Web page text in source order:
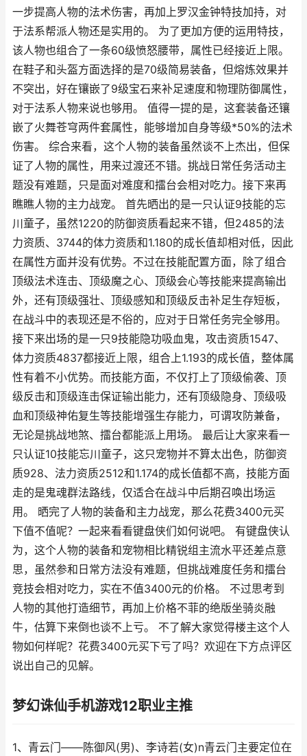
一步提高人物的法术伤害，再加上罗汉金钟特技加持，对
于法系帮派人物还是实用的。 为了更加方便的运用特技，
该人物也组合了一条60级愤怒腰带，属性已经接近上限。
在鞋子和头盔方面选择的是70级简易装备，但熔炼效果并
不突出，好在镶嵌了9级宝石来补足速度和物理防御属性，
对于法系人物来说也够用。 值得一提的是，这套装备还镶
嵌了火舞苍穹两件套属性，能够增加自身等级*50%的法术
伤害。 综合来看，这个人物的装备虽然谈不上杰出，但保
证了人物的属性，用来过渡还不错。挑战日常任务活动主
题没有难题，只是面对难度和擂台会相对吃力。接下来再
瞧瞧人物的主力战宠。 首先晒出的是一只认证9技能的忘
川童子，虽然1220的防御资质看起来不错，但2485的法
力资质、3744的体力资质和1.180的成长值却相对低，因此
在属性方面并没有优势。不过在技能配置方面，除了组合
顶级法术连击、顶级魔之心、顶级会心等技能来提高输出
外，还有顶级强壮、顶级感知和顶级反击补足生存短板，
在战斗中的表现还是不俗的，应对于日常任务完全够用。
接下来出场的是一只9技能隐功吸血鬼，攻击资质1547、
体力资质4837都接近上限，组合上1.193的成长值，整体属
性有着不小优势。而技能方面，不仅打上了顶级偷袭、顶
级反击和顶级连击保证输出能力，还有顶级隐身、顶级吸
血和顶级神佑复生等技能增强生存能力，可谓攻防兼备，
无论是挑战地煞、擂台都能派上用场。 最后让大家来看一
只认证10技能忘川童子，这只宠物并不算太出色，防御资
质928、法力资质2512和1.174的成长值都不高，技能方面
走的是鬼魂群法路线，仅适合在战斗中后期召唤出场运
用。 晒完了人物的装备和主力战宠，那么花费3400元买
下值不值呢？一起来看看键盘侠们如何说吧。 有键盘侠认
为，这个人物的装备和宠物相比精锐组主流水平还差点意
思，虽然参和日常方法没有难题，但挑战难度任务和擂台
竞技会相对吃力，实在不值3400元的价格。 不过思考到
人物的其他打造细节，再加上价格不菲的绝版坐骑炎融
牛，估算下来倒也谈不上亏。 不了解大家觉得楼主这个人
物如何样呢？花费3400元买下亏了吗？欢迎在下方点评区
说出自己的见解。
梦幻诛仙手机游戏12职业主推
1、青云门——陈御风(男)、李诗若(女)n青云门主要定位在